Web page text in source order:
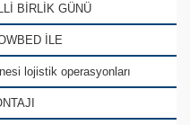
BİRLİK GÜNÜ
İLE
lojistik operasyonları